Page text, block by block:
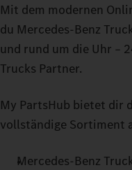
Mit dem modernen
du Mercedes‑Benz
und rund um die Uhr –
Trucks Partner.
My PartsHub bietet dir
vollständige Sortiment
Mercedes‑Benz